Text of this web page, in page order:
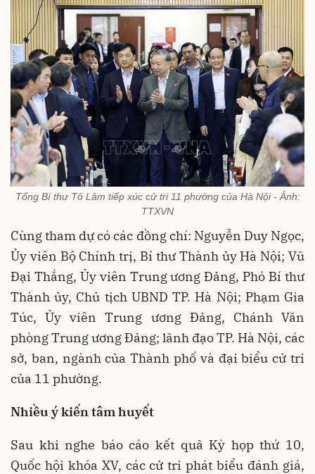
Tổng Bí thư Tô Lâm tiếp xúc cử tri 11 phường của Hà Nội - Ảnh:
TTXVN
Cùng tham dự có các đồng chí: Nguyễn Duy Ngọc,
Ủy viên Bộ Chính trị, Bí thư Thành ủy Hà Nội; Vũ
Đại Thắng, Ủy viên Trung ương Đảng, Phó Bí thư
Thành ủy, Chủ tịch UBND TP. Hà Nội; Phạm Gia
Túc, Ủy viên Trung ương Đảng, Chánh Văn
phòng Trung ương Đảng; lãnh đạo TP. Hà Nội, các
sở, ban, ngành của Thành phố và đại biểu cử tri
của 11 phường.
Nhiều ý kiến tâm huyết
Sau khi nghe báo cáo kết quả Kỳ họp thứ 10,
Quốc hội khóa XV, các cử tri phát biểu đánh giá,